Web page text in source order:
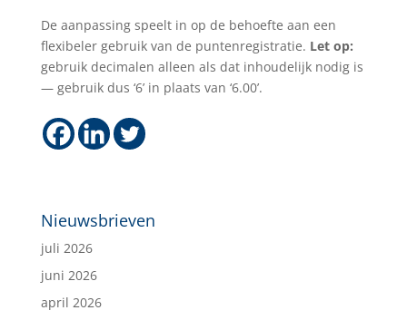
De aanpassing speelt in op de behoefte aan een
flexibeler gebruik van de puntenregistratie. Let op:
gebruik decimalen alleen als dat inhoudelijk nodig is
— gebruik dus ‘6’ in plaats van ‘6.00’.
Nieuwsbrieven
juli 2026
juni 2026
april 2026